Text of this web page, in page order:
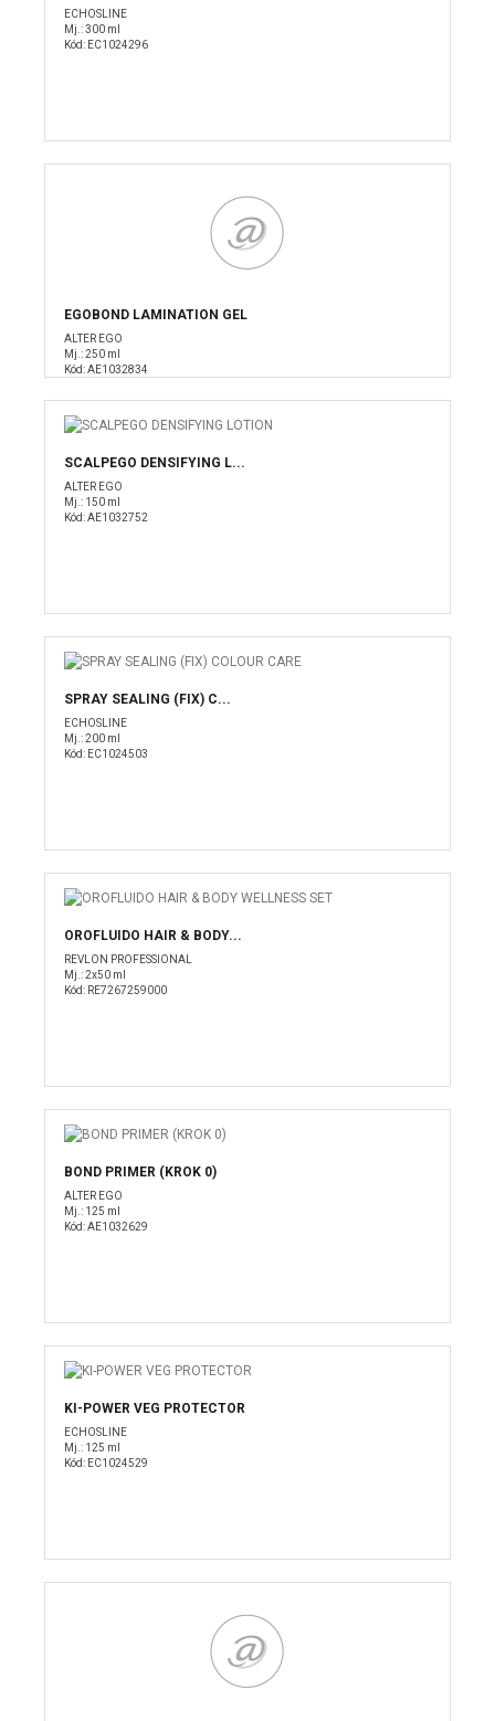
ECHOSLINE
Mj.: 300 ml
Kód: EC1024296
EGOBOND LAMINATION GEL
ALTER EGO
Mj.: 250 ml
Kód: AE1032834
SCALPEGO DENSIFYING L...
ALTER EGO
Mj.: 150 ml
Kód: AE1032752
SPRAY SEALING (FIX) C...
ECHOSLINE
Mj.: 200 ml
Kód: EC1024503
OROFLUIDO HAIR & BODY...
REVLON PROFESSIONAL
Mj.: 2x50 ml
Kód: RE7267259000
BOND PRIMER (KROK 0)
ALTER EGO
Mj.: 125 ml
Kód: AE1032629
KI-POWER VEG PROTECTOR
ECHOSLINE
Mj.: 125 ml
Kód: EC1024529